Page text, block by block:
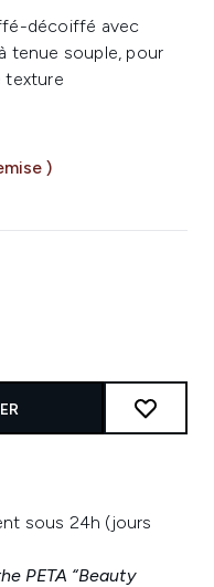
décoiffé avec
tenue souple, pour
texture
:
)
sous 24h (jours
PETA “Beauty